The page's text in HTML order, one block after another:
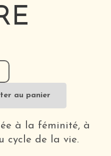
au panier
à la féminité, à
cycle de la vie.